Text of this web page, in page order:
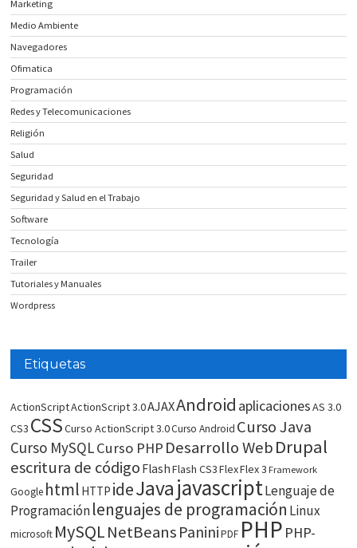
Marketing
Medio Ambiente
Navegadores
Ofimatica
Programación
Redes y Telecomunicaciones
Religión
Salud
Seguridad
Seguridad y Salud en el Trabajo
Software
Tecnología
Trailer
Tutoriales y Manuales
Wordpress
Etiquetas
ActionScriptActionScript 3.0AJAXAndroid aplicacionesAS 3.0
CS3 CSSCurso ActionScript 3.0Curso Android Curso Java
Curso MySQLCurso PHP Desarrollo WebDrupal
escritura de código FlashFlash CS3FlexFlex 3 Framework
Google html HTTP ideJavajavascriptLenguaje de
Programaciónlenguajes de programación Linux
microsoft MySQLNetBeans Panini PDF PHP PHP-